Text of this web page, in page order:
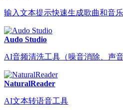
输入文本提示快速生成歌曲和音乐
Audo Studio
AI音频清洗工具（噪音消除、声
NaturalReader
AI文本转语音工具